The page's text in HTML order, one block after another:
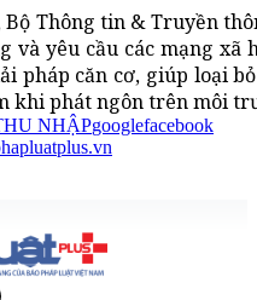
Thông tin & Truyền
và yêu cầu các mạng xã
pháp căn cơ, giúp loại
khi phát ngôn trên môi
NHẬPgooglefacebook